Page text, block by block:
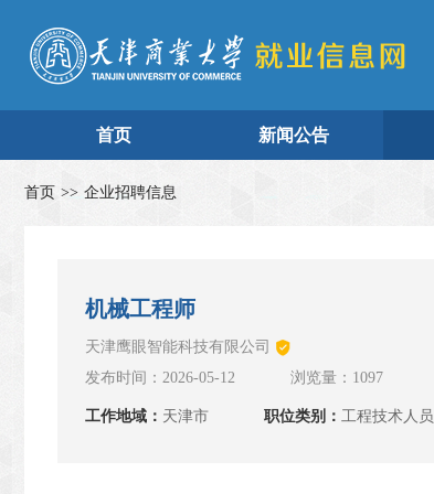
首页 新闻公告
首页 >> 企业招聘信息
机械工程师
天津鹰眼智能科技有限公司
发布时间：2026-05-12
浏览量：1097
工作地域： 天津市 职位类别： 工程技术人员